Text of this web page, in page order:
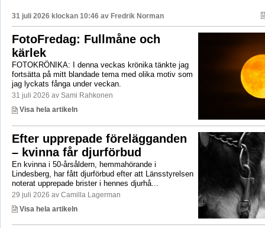
31 juli 2026 klockan 10:46 av Fredrik Norman
FotoFredag: Fullmåne och
kärlek
FOTOKRÖNIKA: I denna veckas krönika tänkte jag
fortsätta på mitt blandade tema med olika motiv som
jag lyckats fånga under veckan.
31 juli 2026 av Sami Rahkonen
Visa hela artikeln
Efter upprepade förelägganden
– kvinna får djurförbud
En kvinna i 50-årsåldern, hemmahörande i
Lindesberg, har fått djurförbud efter att Länsstyrelsen
noterat upprepade brister i hennes djurhå...
29 juli 2026 av Camilla Lagerman
Visa hela artikeln